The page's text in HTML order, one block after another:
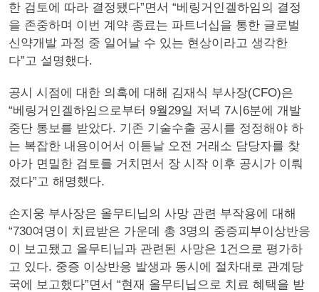
한 검토에 따라 결정됐다”면서 “베링거인겔하임의 결정
을 존중하며 이번 계약 종료는 파트너십을 통한 글로벌
신약개발 과정 중 일어날 수 있는 현상이라고 생각한
다”고 설명했다.
공시 시점에 대한 의혹에 대해 김재식 부사장(CFO)은
“베링거인겔하임으로부터 9월29일 저녁 7시6분에 개발
중단 통보를 받았다. 기존 기술수출 공시를 정정해야 하
는 복잡한 내용이어서 이튿날 오전 거래소 담당자를 찾
아가 면밀한 검토를 거치면서 장 시작 이후 공시가 이뤄
졌다”고 해명했다.
손지웅 부사장은 올무티닙의 사망 관련 부작용에 대해
“730여명이 치료받은 가운데 총 3명의 중증피부이상반응
이 보고됐고 올무티닙과 관련된 사망은 1건으로 평가하
고 있다. 중증 이상반응 발생과 동시에 절차대로 관계당
국에 보고했다”면서 “현재 올무티닙으로 치료 혜택을 받